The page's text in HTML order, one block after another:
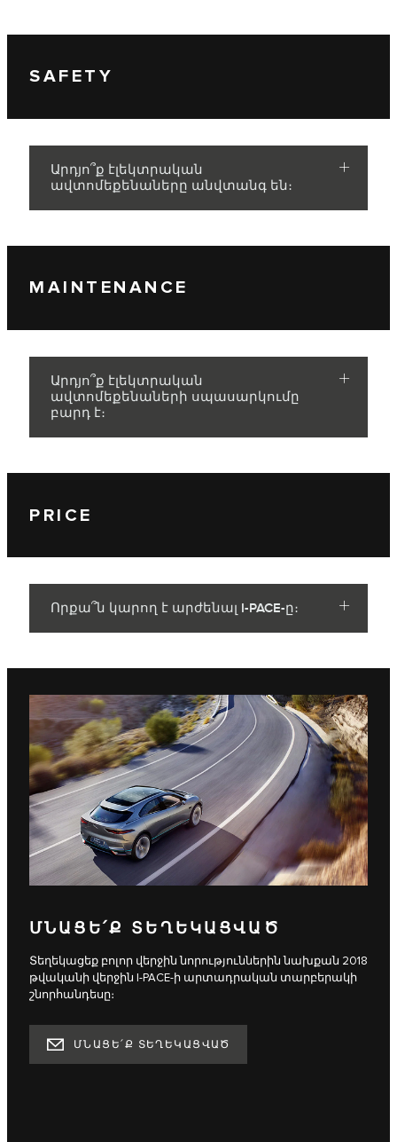
SAFETY
Արդյո՞ք էլեկտրական
ավտոմեքենաները անվտանգ են։
MAINTENANCE
Արդյո՞ք էլեկտրական
ավտոմեքենաների սպասարկումը
բարդ է։
PRICE
Որքա՞ն կարող է արժենալ I-PACE-ը։
ՄՆԱՑԵ՛Ք ՏԵՂԵԿԱՑՎԱԾ
Տեղեկացեք բոլոր վերջին նորություններին նախքան 2018
թվականի վերջին I‑PACE-ի արտադրական տարբերակի
շնորհանդեսը։
ՄՆԱՑԵ՛Ք ՏԵՂԵԿԱՑՎԱԾ